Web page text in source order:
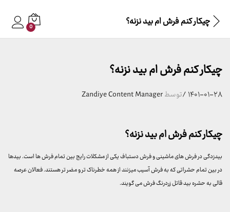
چیکار کنم فرش ام بید نزنه؟ 0
چیکار کنم فرش ام بید نزنه؟
۱۴۰۱-۰۱-۲۸/توسطZandiye Content Manager
چیکار کنم فرش ام بید نزنه؟
بیدزدگی در فرش های ماشینی و فرش دستباف یکی از مشکلات رایج بین تمام فرش ها است. بیدها
در بین تمام حشراتی که به فرش آسیب میزنند از همه خطرناک تر و مضر تر هستند. فعالان عرصه
قالی به حشره بید قاتل زردرنگ فرش می گویند.